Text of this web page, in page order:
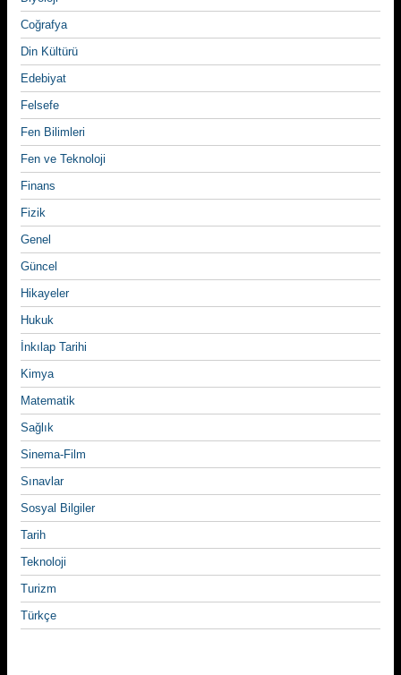
Coğrafya
Din Kültürü
Edebiyat
Felsefe
Fen Bilimleri
Fen ve Teknoloji
Finans
Fizik
Genel
Güncel
Hikayeler
Hukuk
İnkılap Tarihi
Kimya
Matematik
Sağlık
Sinema-Film
Sınavlar
Sosyal Bilgiler
Tarih
Teknoloji
Turizm
Türkçe